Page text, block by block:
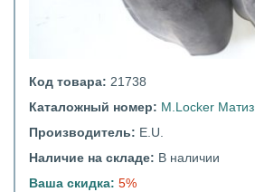
Код товара: 21738
Каталожный номер: M.Locker Матиз
Производитель: E.U.
Наличие на складе: В наличии
Ваша скидка: 5%